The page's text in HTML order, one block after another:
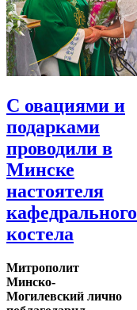
С овациями и
подарками
проводили в
Минске
настоятеля
кафедрального
костела
Митрополит
Минско-
Могилевский лично